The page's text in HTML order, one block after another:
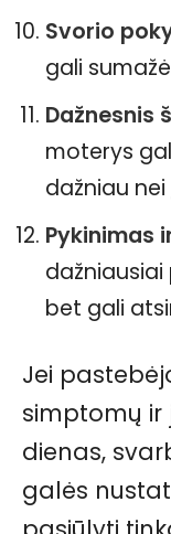
Svorio
gali
Dažnesnis
moterys
dažniau
Pykinimas
bet gali
Jei
simptomų ir
dienas,
galės